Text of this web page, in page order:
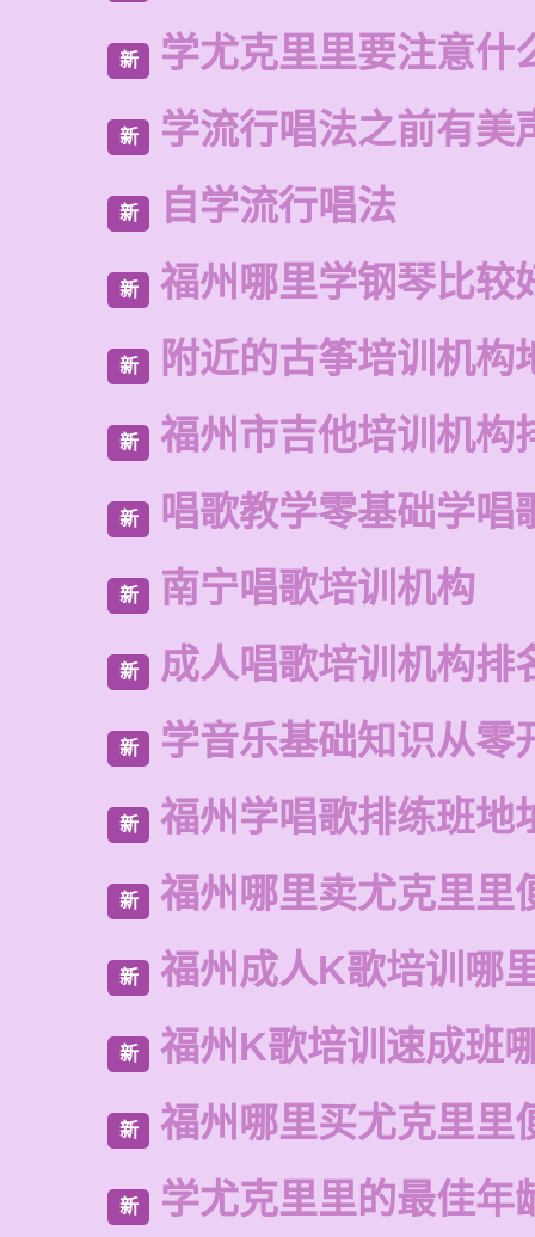
新 学尤克里里要注意什
新 学流行唱法之前有美
新 自学流行唱法
新 福州哪里学钢琴比较
新 附近的古筝培训机构
新 福州市吉他培训机构
新 唱歌教学零基础学唱
新 南宁唱歌培训机构
新 成人唱歌培训机构排
新 学音乐基础知识从零
新 福州学唱歌排练班地
新 福州哪里卖尤克里里
新 福州成人K歌培训哪
新 福州K歌培训速成班
新 福州哪里买尤克里里
新 学尤克里里的最佳年